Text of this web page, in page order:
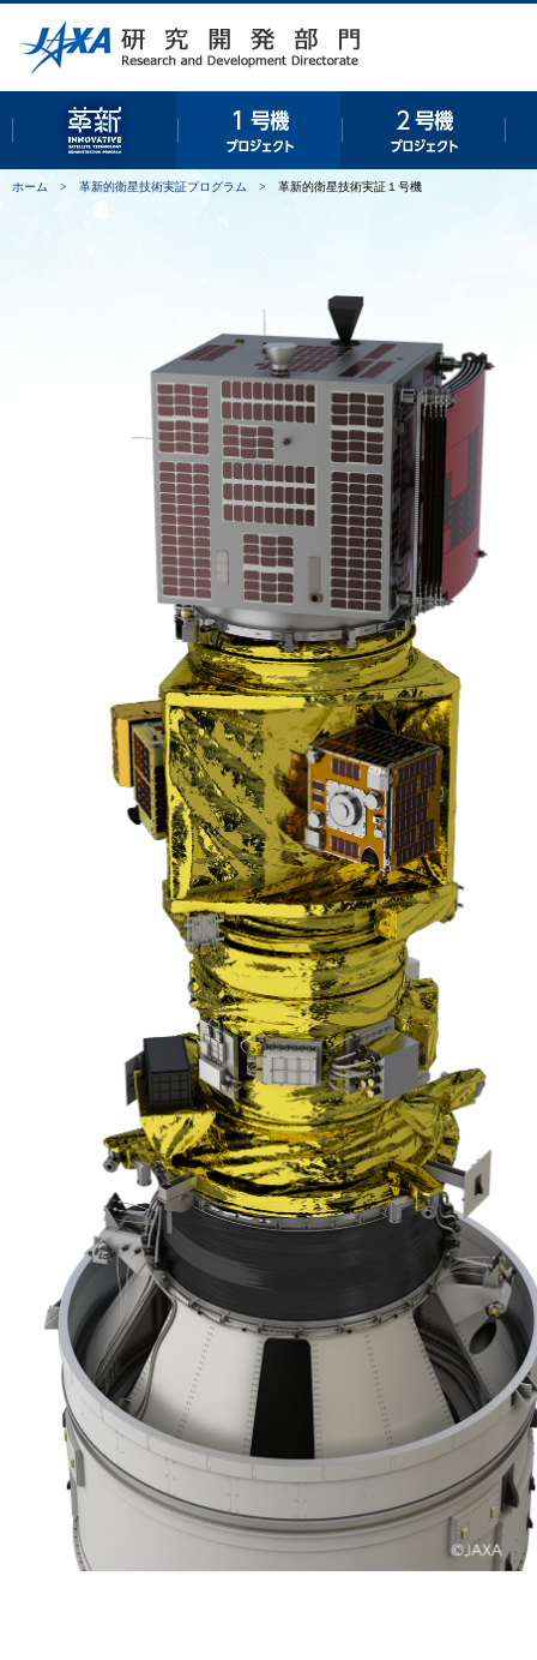
ホーム > 革新的衛星技術実証プログラム > 革新的衛星技術実証１号機